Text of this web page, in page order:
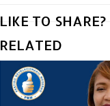
LIKE TO SHARE?
RELATED